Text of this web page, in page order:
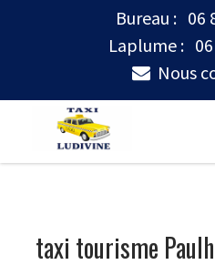
Bureau : 06
Laplume :
Nous
taxi tourisme